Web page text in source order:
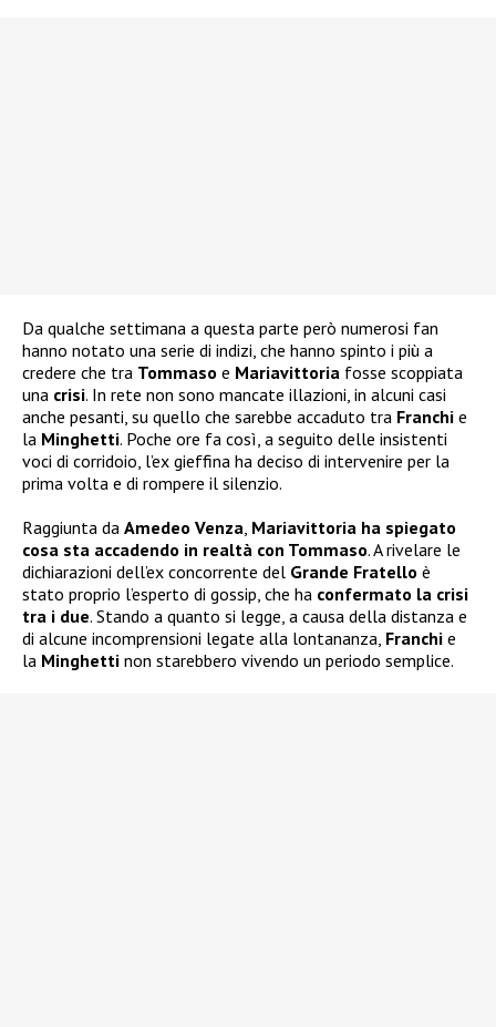
Da qualche settimana a questa parte però numerosi fan
hanno notato una serie di indizi, che hanno spinto i più a
credere che tra Tommaso e Mariavittoria fosse scoppiata
una crisi. In rete non sono mancate illazioni, in alcuni casi
anche pesanti, su quello che sarebbe accaduto tra Franchi e
la Minghetti. Poche ore fa così, a seguito delle insistenti
voci di corridoio, l’ex gieffina ha deciso di intervenire per la
prima volta e di rompere il silenzio.
Raggiunta da Amedeo Venza Mariavittoria ha spiegato
cosa sta accadendo in realtà con Tommaso. A rivelare le
dichiarazioni dell’ex concorrente del Grande Fratello è
stato proprio l’esperto di gossip, che ha confermato la crisi
tra i due. Stando a quanto si legge, a causa della distanza e
di alcune incomprensioni legate alla lontananza, Franchi e
la Minghetti non starebbero vivendo un periodo semplice.